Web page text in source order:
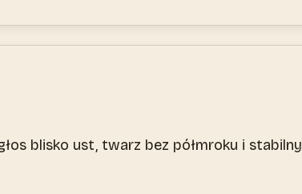
blisko ust, twarz bez półmroku i stabilny